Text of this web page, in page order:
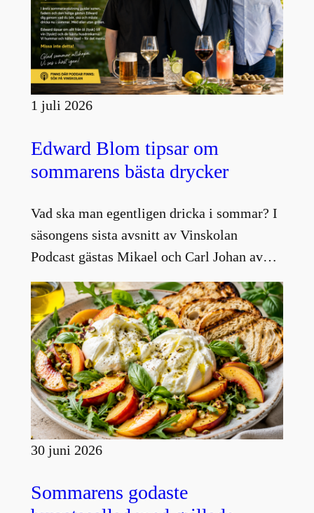
1 juli 2026
Edward Blom tipsar om
sommarens bästa drycker
Vad ska man egentligen dricka i sommar? I
säsongens sista avsnitt av Vinskolan
Podcast gästas Mikael och Carl Johan av…
30 juni 2026
Sommarens godaste